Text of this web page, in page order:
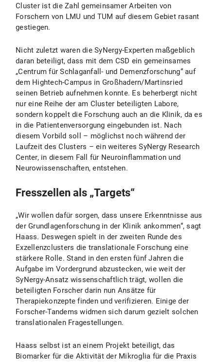
Cluster ist die Zahl gemeinsamer Arbeiten von
Forschern von LMU und TUM auf diesem Gebiet rasant
gestiegen.
Nicht zuletzt waren die SyNergy-Experten maßgeblich
daran beteiligt, dass mit dem CSD ein gemeinsames
„Centrum für Schlaganfall- und Demenzforschung“ auf
dem Hightech-Campus in Großhadern/Martinsried
seinen Betrieb aufnehmen konnte. Es beherbergt nicht
nur eine Reihe der am Cluster beteiligten Labore,
sondern koppelt die Forschung auch an die Klinik, da es
in die Patientenversorgung eingebunden ist. Nach
diesem Vorbild soll – möglichst noch während der
Laufzeit des Clusters – ein weiteres SyNergy Research
Center, in diesem Fall für Neuroinflammation und
Neurowissenschaften, entstehen.
Fresszellen als „Targets“
„Wir wollen dafür sorgen, dass unsere Erkenntnisse aus
der Grundlagenforschung in der Klinik ankommen“, sagt
Haass. Deswegen spielt in der zweiten Runde des
Exzellenzclusters die translationale Forschung eine
stärkere Rolle. Stand in den ersten fünf Jahren die
Aufgabe im Vordergrund abzustecken, wie weit der
SyNergy-Ansatz wissenschaftlich trägt, wollen die
beteiligten Forscher darin nun Ansätze für
Therapiekonzepte finden und verifizieren. Einige der
Forscher-Tandems widmen sich darum gezielt solchen
translationalen Fragestellungen.
Haass selbst ist an einem Projekt beteiligt, das
Biomarker für die Aktivität der Mikroglia für die Praxis